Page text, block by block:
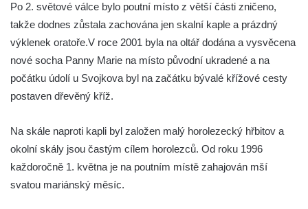
Kostel svatého Mikuláše v Mikulášovicích
Kaple Tří otců v Mikulášovicích
Kaple Andělů strážných (Fürleova kaple) v
Mikulášovicích
Kostel svatého Václava ve Šluknově
Kostel svatého Mikuláše v Třebušíně
Po 2. světové válce bylo poutní místo z větší části zničeno,
takže dodnes zůstala zachována jen skalní kaple a prázdný
výklenek oratoře.V roce 2001 byla na oltář dodána a vysvěcena
nové socha Panny Marie na místo původní ukradené a na
počátku údolí u Svojkova byl na začátku bývalé křížové cesty
postaven dřevěný kříž.
Na skále naproti kapli byl založen malý horolezecký hřbitov a
okolní skály jsou častým cílem horolezců. Od roku 1996
každoročně 1. května je na poutním místě zahajován mší
svatou mariánský měsíc.